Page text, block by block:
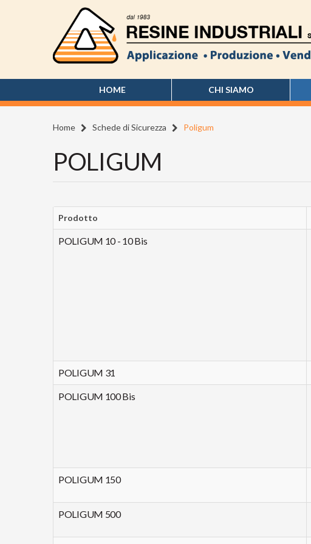
HOME CHI SIAMO
Home Schede di Sicurezza Poligum
POLIGUM
Prodotto
POLIGUM 10 - 10 Bis
POLIGUM 31
POLIGUM 100 Bis
POLIGUM 150
POLIGUM 500